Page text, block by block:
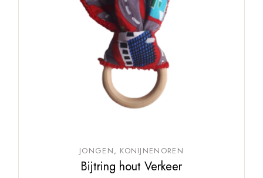
JONGEN KONIJNENOREN
Bijtring hout Verkeer